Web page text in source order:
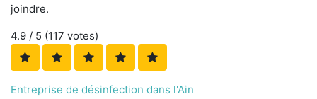
joindre.
4.9 / 5 (117 votes)
Entreprise de désinfection dans l'Ain